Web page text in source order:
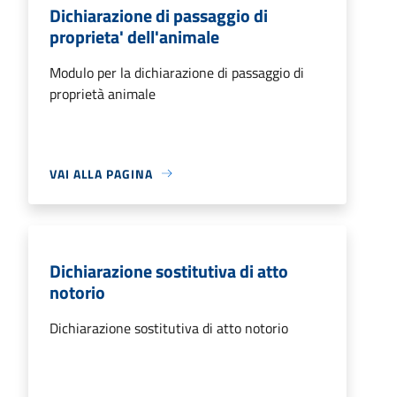
Dichiarazione di passaggio di
proprieta' dell'animale
Modulo per la dichiarazione di passaggio di
proprietà animale
VAI ALLA PAGINA
Dichiarazione sostitutiva di atto
notorio
Dichiarazione sostitutiva di atto notorio